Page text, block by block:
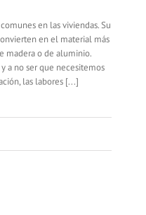
en las viviendas. Su
en el material más
madera o de aluminio.
a no ser que necesitemos
las labores [...]